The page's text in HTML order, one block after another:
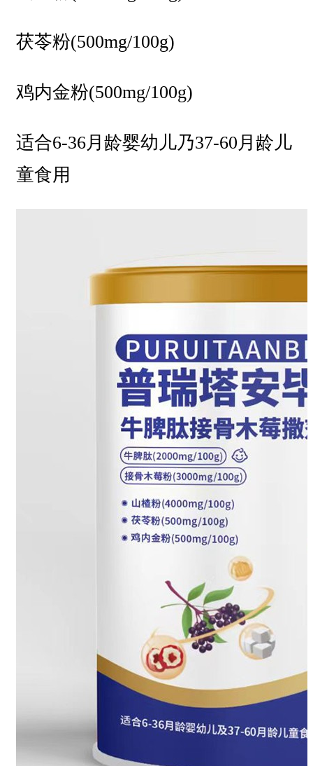
茯苓粉(500mg/100g)
鸡内金粉(500mg/100g)
适合6-36月龄婴幼儿乃37-60月龄儿
童食用